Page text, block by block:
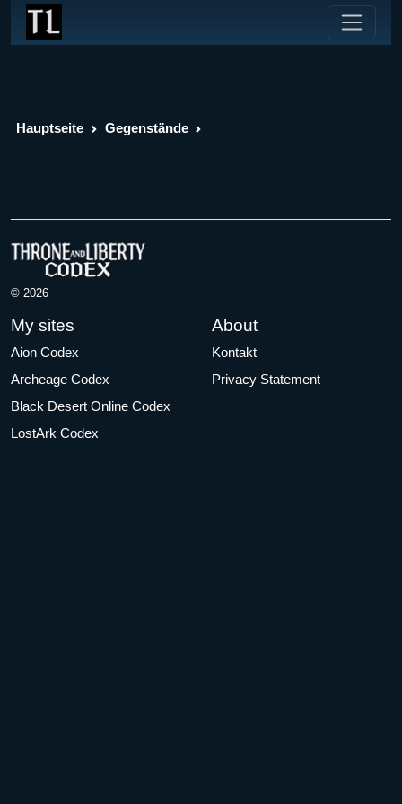
Hauptseite Gegenstände
© 2026
My sites
Aion Codex
Archeage Codex
Black Desert Online Codex
LostArk Codex
About
Kontakt
Privacy Statement